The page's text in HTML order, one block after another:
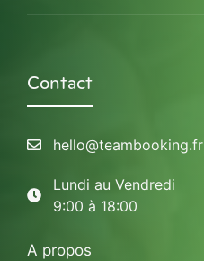
Contact
hello@teambooking.fr
Lundi au Vendredi
9:00 à 18:00
A propos